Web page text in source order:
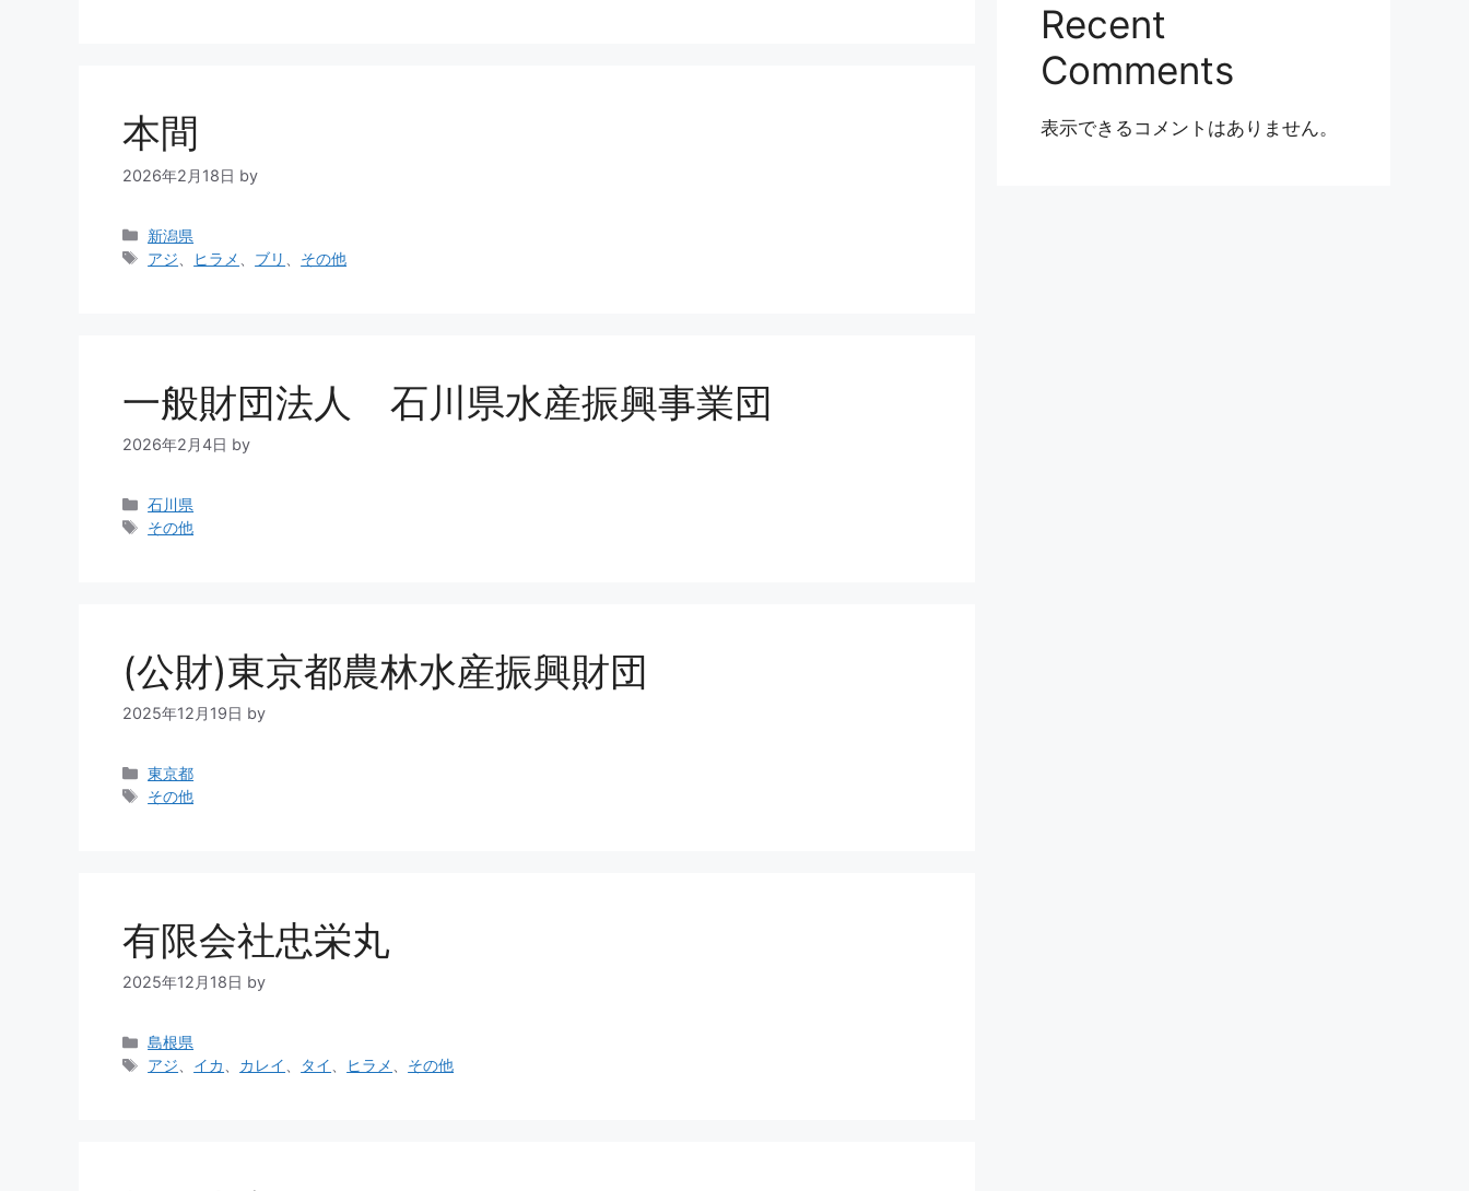
本間
2026年2月18日 by
新潟県
アジ
ヒラメ ブリ その他
一般財団法人 石川県水産振興事業団
2026年2月4日 by
石川県
その他
(公財)東京都農林水産振興財団
2025年12月19日 by
東京都
その他
有限会社忠栄丸
2025年12月18日 by
島根県
アジ
イカ カレイ タイ ヒラメ その他
Recent
Comments
表示できるコメントはありません。